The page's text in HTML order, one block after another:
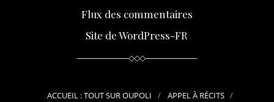
Flux des commentaires
Site de WordPress-FR
ACCUEIL : TOUT SUR OUPOLI APPEL À RÉCITS